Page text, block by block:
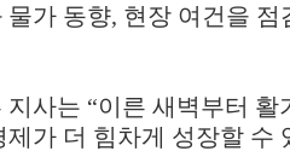
물가 동향, 현장 여건을 점
지사는 “이른 새벽부터 활
제가 더 힘차게 성장할 수